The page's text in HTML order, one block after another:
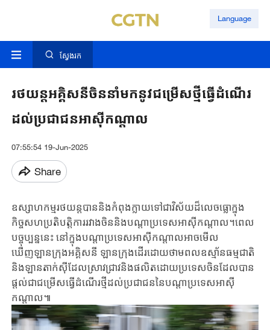
Language
ស្វែងរក
រថយន្តអគ្គិសនីចិននាំមកនូវជម្រើសថ្មីធ្វើដំណើរ
ដល់ប្រជាជនអាស៊ីកណ្តាល
07:55:54 19-Jun-2025
Share
ឧស្សាហកម្មរថយន្តបាននិងកំពុងក្លាយទៅជាវិស័យដ៏លេចធ្លោក្នុង
កិច្ចសហប្រតិបត្តិការរវាងចិននិងបណ្តាប្រទេសអាស៊ីកណ្តាល។ពេល
បច្ចុប្បន្ននេះ​ នៅក្នុងបណ្តាប្រទេសអាស៊ីកណ្តាលអាចមើល
ឃើញឡានក្រុងអគ្គិសនី​​ ឡានក្រុងដើរដោយថាមពលឧស្មា័នធម្មជាតិ
និងឡានតាក់ស៊ីដែលស្រាវជ្រាវនិងផលិតដោយប្រទេសចិនដែលបាន
ផ្តល់ជាជម្រើសធ្វើដំណើរថ្មីដល់ប្រជាជននៃបណ្តាប្រទេសអាស៊ី
កណ្តាល៕